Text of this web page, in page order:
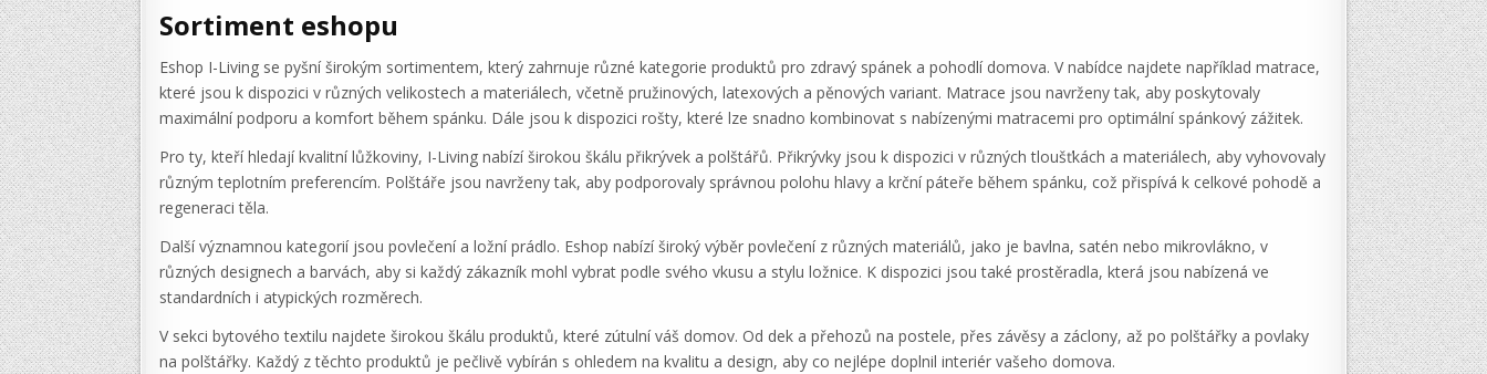
Sortiment eshopu
Eshop I-Living se pyšní širokým sortimentem, který zahrnuje různé kategorie produktů pro zdravý spánek a pohodlí domova. V nabídce najdete například matrace,
které jsou k dispozici v různých velikostech a materiálech, včetně pružinových, latexových a pěnových variant. Matrace jsou navrženy tak, aby poskytovaly
maximální podporu a komfort během spánku. Dále jsou k dispozici rošty, které lze snadno kombinovat s nabízenými matracemi pro optimální spánkový zážitek.
Pro ty, kteří hledají kvalitní lůžkoviny, I-Living nabízí širokou škálu přikrývek a polštářů. Přikrývky jsou k dispozici v různých tloušťkách a materiálech, aby vyhovovaly
různým teplotním preferencím. Polštáře jsou navrženy tak, aby podporovaly správnou polohu hlavy a krční páteře během spánku, což přispívá k celkové pohodě a
regeneraci těla.
Další významnou kategorií jsou povlečení a ložní prádlo. Eshop nabízí široký výběr povlečení z různých materiálů, jako je bavlna, satén nebo mikrovlákno, v
různých designech a barvách, aby si každý zákazník mohl vybrat podle svého vkusu a stylu ložnice. K dispozici jsou také prostěradla, která jsou nabízená ve
standardních i atypických rozměrech.
V sekci bytového textilu najdete širokou škálu produktů, které zútulní váš domov. Od dek a přehozů na postele, přes závěsy a záclony, až po polštářky a povlaky
na polštářky. Každý z těchto produktů je pečlivě vybírán s ohledem na kvalitu a design, aby co nejlépe doplnil interiér vašeho domova.